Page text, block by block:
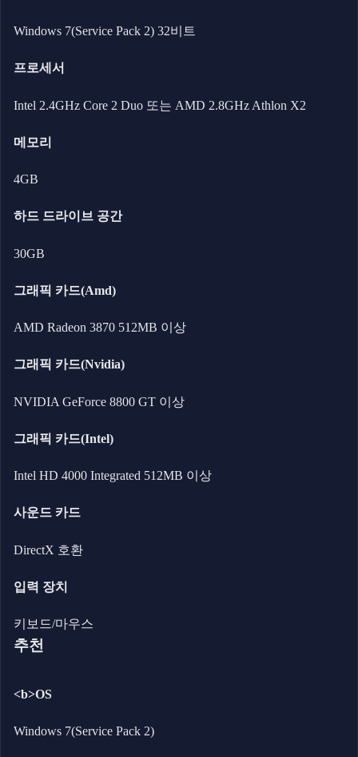
Windows 7(Service Pack 2) 32비트
프로세서
Intel 2.4GHz Core 2 Duo 또는 AMD 2.8GHz Athlon X2
메모리
4GB
하드 드라이브 공간
30GB
그래픽 카드(Amd)
AMD Radeon 3870 512MB 이상
그래픽 카드(Nvidia)
NVIDIA GeForce 8800 GT 이상
그래픽 카드(Intel)
Intel HD 4000 Integrated 512MB 이상
사운드 카드
DirectX 호환
입력 장치
키보드/마우스
추천
<b>OS
Windows 7(Service Pack 2)